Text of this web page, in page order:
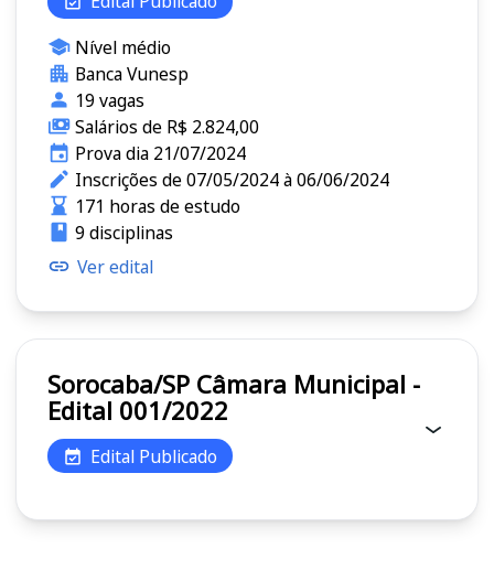
Nível médio
Banca Vunesp
19 vagas
Salários de R$ 2.824,00
Prova dia 21/07/2024
Inscrições de 07/05/2024 à 06/06/2024
171 horas de estudo
9 disciplinas
Ver edital
Sorocaba/SP Câmara Municipal -
Edital 001/2022
Edital Publicado